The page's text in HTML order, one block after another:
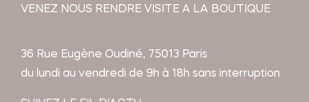
VENEZ NOUS RENDRE VISITE A LA BOUTIQUE
36 Rue Eugène Oudiné, 75013 Paris
du lundi au vendredi de 9h à 18h sans interruption